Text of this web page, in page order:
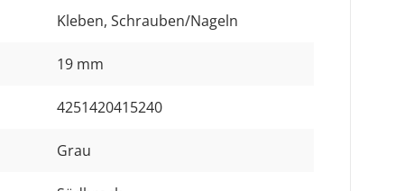
Kleben, Schrauben/Nageln
19 mm
4251420415240
Grau